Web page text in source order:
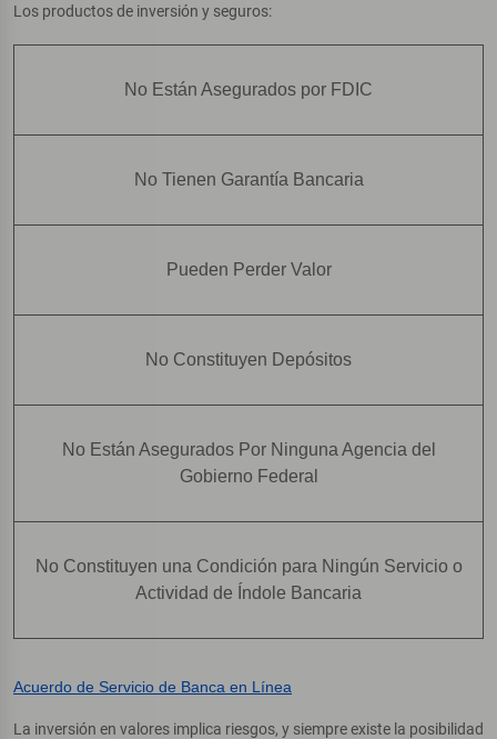
Los productos de inversión y seguros:
No Están Asegurados por FDIC
No Tienen Garantía Bancaria
Pueden Perder Valor
No Constituyen Depósitos
No Están Asegurados Por Ninguna Agencia del
Gobierno Federal
No Constituyen una Condición para Ningún Servicio o
Actividad de Índole Bancaria
Acuerdo de Servicio de Banca en Línea
La inversión en valores implica riesgos, y siempre existe la posibilidad